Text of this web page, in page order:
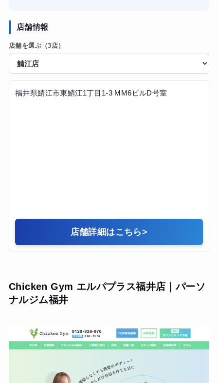
トレーナーの方が非常に知識豊富で、自分では気づかなか
ったスクワットやデッドリフトの細かな重心のズレを的確
に指摘してくれました。マンツーマンなので、限界付近で
の補助も絶妙なタイミングで入ってくださり、一人では追
い込みきれない領域までしっかりとトレーニングができま
店舗情報
店舗を選ぶ（3店）
福井県鯖江市東鯖江1丁目1-3 MM6ビルD号室
店舗詳細はこちら>
Chicken Gym エルパプラス福井店｜パーソ
ナルジム福井